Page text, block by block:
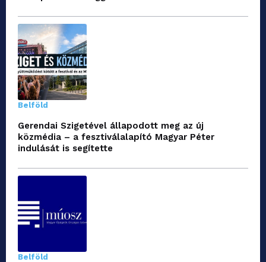
Belföld
Gerendai Szigetével állapodott meg az új
közmédia – a fesztiválalapító Magyar Péter
indulását is segítette
Belföld